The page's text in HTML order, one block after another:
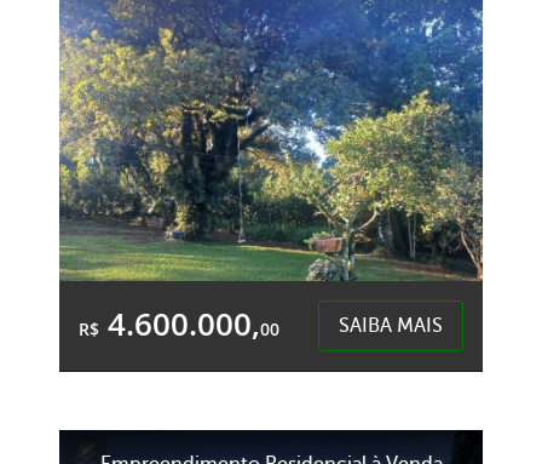
Colonia BAcia - Cordilheira Alta
R$ 4.600.000,00 SAIBA MAIS
20.000,00m²
20.000,00m²